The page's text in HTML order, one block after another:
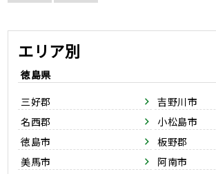
エリア別
徳島県
三好郡
吉野川市
名西郡
小松島市
徳島市
板野郡
美馬市
阿南市